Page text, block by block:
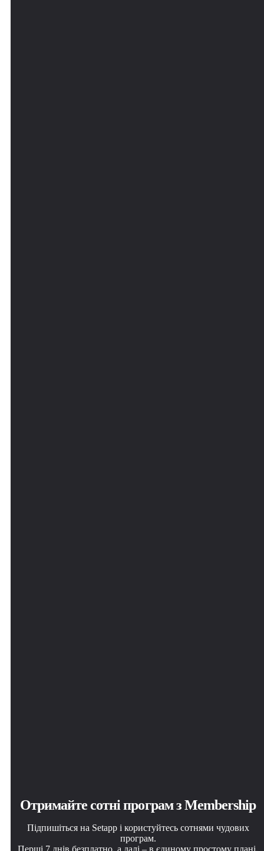
Отримайте сотні програм з Membership
Підпишіться на Setapp і користуйтесь сотнями чудових
програм.
Перші 7 днів безплатно, а далі – в єдиному простому плані.